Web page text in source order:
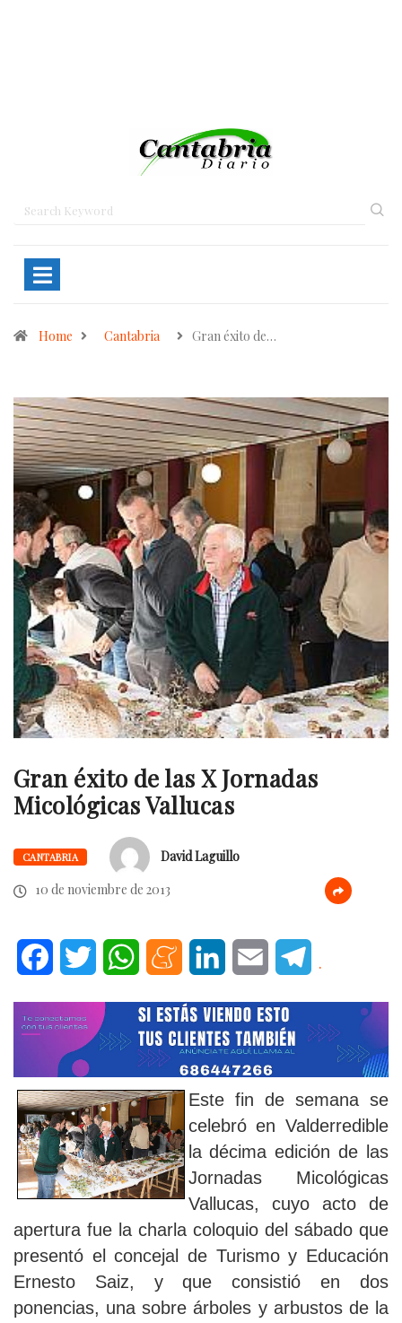
Home Cantabria Gran éxito de…
Gran éxito de las X Jornadas
Micológicas Vallucas
CANTABRIA
David Laguillo
10 de noviembre de 2013
FacebookTwitter WhatsAppMeneameLinkedInEmail .
Este fin de semana se
celebró en Valderredible
la décima edición de las
Jornadas Micológicas
Vallucas, cuyo acto de
apertura fue la charla coloquio del sábado que
presentó el concejal de Turismo y Educación
Ernesto Saiz, y que consistió en dos
ponencias, una sobre árboles y arbustos de la